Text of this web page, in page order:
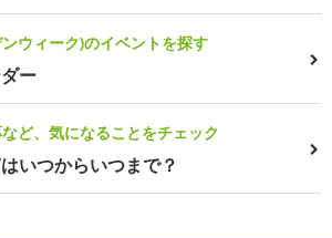
ウィーク)のイベントを探す
ー
ど、気になることをチェック
いつからいつまで？